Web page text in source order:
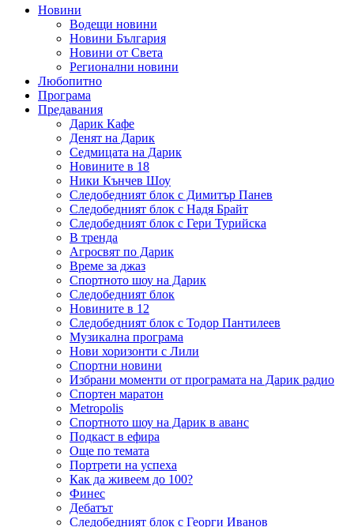
Новини
Водещи новини
Новини България
Новини от Света
Регионални новини
Любопитно
Програма
Предавания
Дарик Кафе
Денят на Дарик
Седмицата на Дарик
Новините в 18
Ники Кънчев Шоу
Следобедният блок с Димитър Панев
Следобедният блок с Надя Брайт
Следобедният блок с Гери Турийска
В тренда
Агросвят по Дарик
Време за джаз
Спортното шоу на Дарик
Следобедният блок
Новините в 12
Следобедният блок с Тодор Пантилеев
Музикална програма
Нови хоризонти с Лили
Спортни новини
Избрани моменти от програмата на Дарик радио
Спортен маратон
Metropolis
Спортното шоу на Дарик в аванс
Подкаст в ефира
Още по темата
Портрети на успеха
Как да живеем до 100?
Финес
Дебатът
Следобедният блок с Георги Иванов